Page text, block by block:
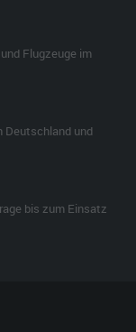
Flugzeuge im
Deutschland und
bis zum Einsatz